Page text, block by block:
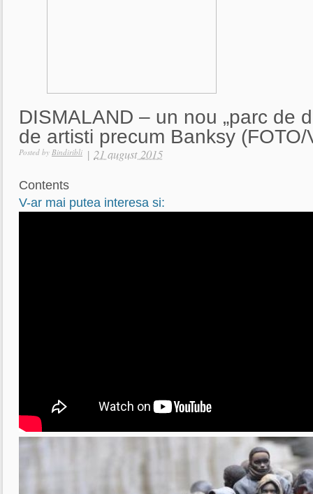
DISMALAND – un nou „parc de
de artisti precum Banksy (FOTO/
Posted by Bindiribli | 21 august 2015
Contents
V-ar mai putea interesa si: